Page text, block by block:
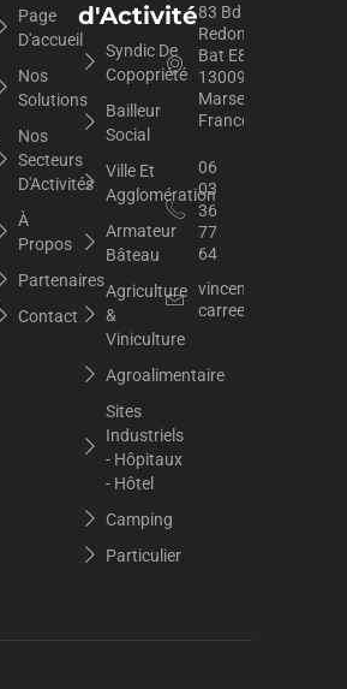
Page
D'accueil
Nos
Solutions
Nos
Secteurs
D'Activités
À
Propos
Partenaires
Contact
d'Activité
Syndic De
Copopriété
Bailleur
Social
Ville Et
Agglomération
Armateur
Bâteau
Agriculture
&
Viniculture
Agroalimentaire
Sites
Industriels
- Hôpitaux
- Hôtel
Camping
Particulier
83 Bd du
Redon
Bat E8,
13009
Marseille,
France
06
03
36
77
64
carree.org